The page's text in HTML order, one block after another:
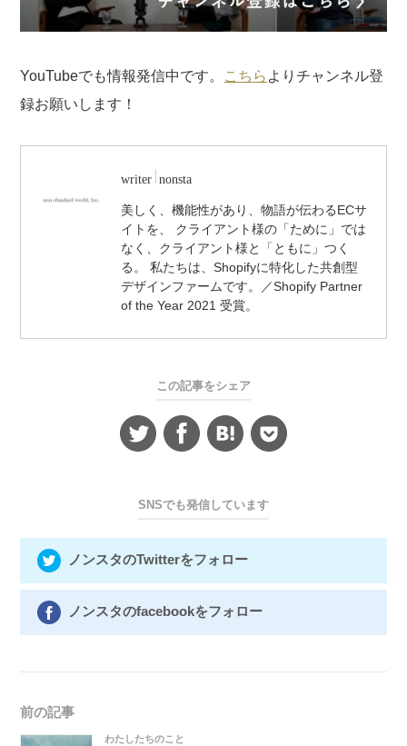
YouTubeでも情報発信中です。 こちら よりチャンネル登
録お願いします！
writer nonsta
美しく、機能性があり、物語が伝わるECサ
イトを、 クライアント様の「ために」では
なく、クライアント様と「ともに」つく
る。 私たちは、Shopifyに特化した共創型
デザインファームです。／Shopify Partner
of the Year 2021 受賞。
この記事をシェア
SNSでも発信しています
ノンスタのTwitterをフォロー
ノンスタのfacebookをフォロー
前の記事
わたしたちのこと